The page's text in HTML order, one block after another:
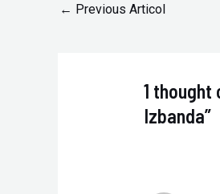
← Previous Articol
1 thought
Izbanda”